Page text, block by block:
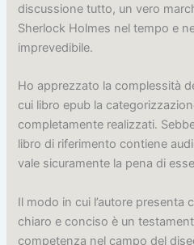
discussione tutto, un vero
Sherlock Holmes nel tempo e
imprevedibile.
Ho apprezzato la complessità
cui libro epub la
completamente realizzati.
libro di riferimento contiene
vale sicuramente la pena di
Il modo in cui l’autore
chiaro e conciso è un
competenza nel campo del